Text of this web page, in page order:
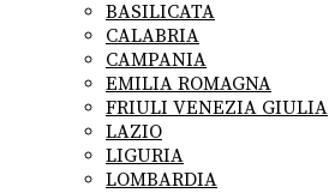
BASILICATA
CALABRIA
CAMPANIA
EMILIA ROMAGNA
FRIULI VENEZIA GIULIA
LAZIO
LIGURIA
LOMBARDIA